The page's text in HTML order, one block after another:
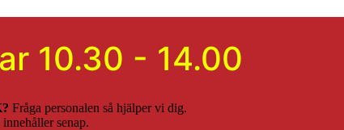
10.30 - 14.00
Fråga personalen så hjälper vi dig.
senap.